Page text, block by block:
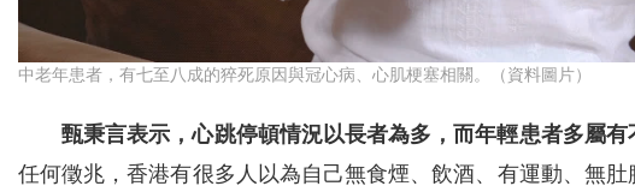
中老年患者，有七至八成的猝死原因與冠心病、心肌梗塞相關。（資料圖片）
甄秉言表示，心跳停頓情況以長者為多，而年輕患者多屬有
任何徵兆，香港有很多人以為自己無食煙、飲酒、有運動、無